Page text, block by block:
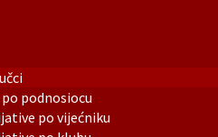
podnosiocu
po vijećniku